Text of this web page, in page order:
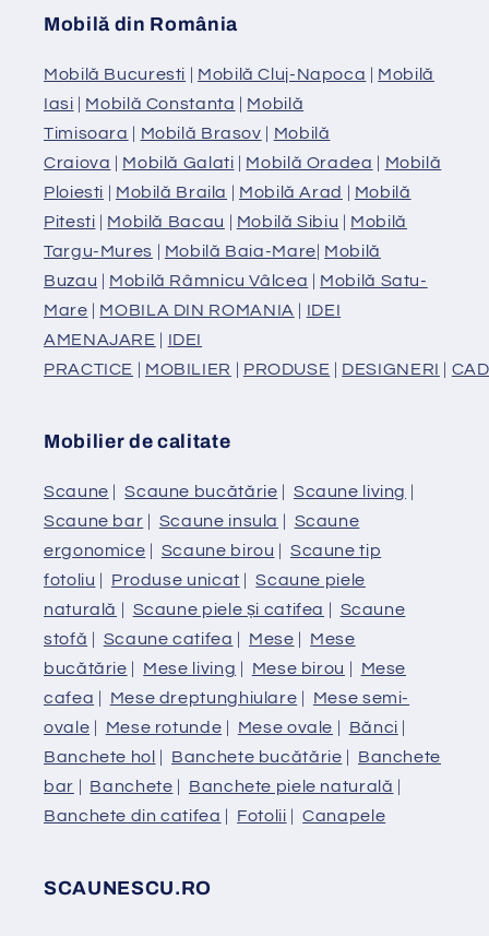
Mobilă din România
Mobilă Bucuresti | Mobilă Cluj-Napoca | Mobilă
Iasi | Mobilă Constanta | Mobilă
Timisoara | Mobilă Brasov | Mobilă
Craiova | Mobilă Galati | Mobilă Oradea | Mobilă
Ploiesti | Mobilă Braila | Mobilă Arad | Mobilă
Pitesti | Mobilă Bacau | Mobilă Sibiu | Mobilă
Targu-Mures | Mobilă Baia-Mare| Mobilă
Buzau | Mobilă Râmnicu Vâlcea | Mobilă Satu-
Mare | MOBILA DIN ROMANIA | IDEI
AMENAJARE | IDEI
PRACTICE | MOBILIER | PRODUSE | DESIGNERI |
Mobilier de calitate
Scaune |Scaune bucătărie | Scaune living |
Scaune bar | Scaune insula | Scaune
ergonomice | Scaune birou | Scaune tip
fotoliu | Produse unicat |Scaune piele
naturală | Scaune piele și catifea | Scaune
stofă | Scaune catifea | Mese | Mese
bucătărie | Mese living | Mese birou | Mese
cafea | Mese dreptunghiulare | Mese semi-
ovale | Mese rotunde | Mese ovale | Bănci |
Banchete hol | Banchete bucătărie | Banchete
bar | Banchete | Banchete piele naturală |
Banchete din catifea | Fotolii |Canapele
SCAUNESCU.RO